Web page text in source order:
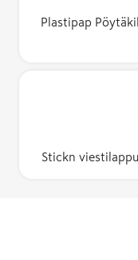
Plastipap
Stickn